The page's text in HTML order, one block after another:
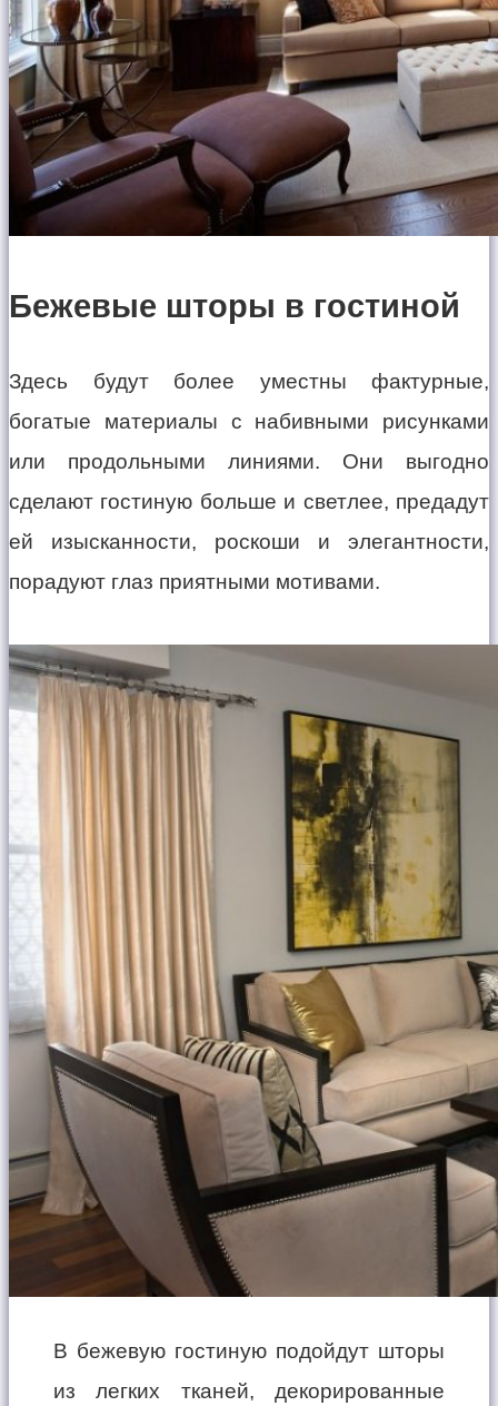
Бежевые шторы в гостиной
Здесь будут более уместны фактурные,
богатые материалы с набивными рисунками
или продольными линиями. Они выгодно
сделают гостиную больше и светлее, предадут
ей изысканности, роскоши и элегантности,
порадуют глаз приятными мотивами.
В бежевую гостиную подойдут шторы
из легких тканей, декорированные